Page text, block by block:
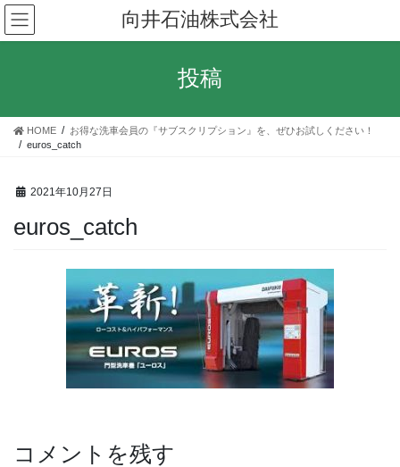
コ
ン
テ
ス
ナ
ビ
ゲ
ン
向井石油株式会社
投稿
HOME
お得な洗車会員の『サブスクリプション』を、ぜひお試しください！
euros_catch
2021年10月27日
euros_catch
コメントを残す